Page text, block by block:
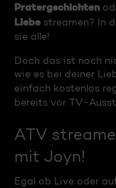
Pratergschichten
Liebe streamen? In
sie alle!
Doch das ist noch
wie es bei deiner
einfach kostenlos
bereits vor TV-
ATV
mit Joyn!
Egal ob Live oder